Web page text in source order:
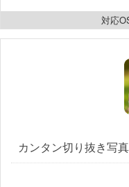
対応
カンタン切り抜き写